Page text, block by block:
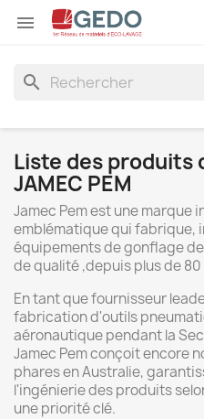

search
Liste des produits
JAMEC PEM
Jamec Pem est une marque
emblématique qui fabrique,
équipements de gonflage
de qualité ,depuis plus de 80
En tant que fournisseur
fabrication d'outils
aéronautique pendant la
Jamec Pem conçoit encore
phares en Australie,
l'ingénierie des produits
une priorité clé.